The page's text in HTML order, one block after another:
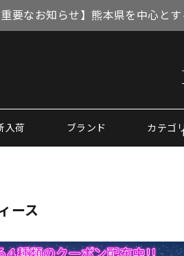
重要なお知らせ】熊本県を中心と
入荷 ブランド カテゴ
ース